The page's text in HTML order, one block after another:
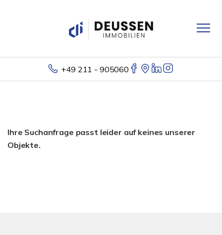
+49 211 - 905060
Ihre Suchanfrage passt leider auf keines unserer
Objekte.